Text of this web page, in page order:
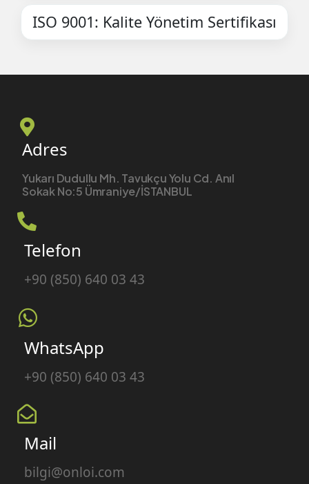
ISO 9001: Kalite Yönetim Sertifikası
Adres
Yukarı Dudullu Mh. Tavukçu Yolu Cd. Anıl
Sokak No:5 Ümraniye/İSTANBUL
Telefon
+90 (850) 640 03 43
WhatsApp
+90 (850) 640 03 43
Mail
bilgi@onloi.com